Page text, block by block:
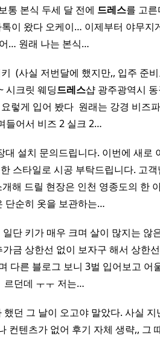
통 본식 두세 달 전에 드레스를 고른
이 왔다 오케이… 이제부터 야무지
어… 원래 나는 본식…
(사실 저번달에 했지만,, 입주 준
시크릿 웨딩드레스샵 광주광역시
렇게 입어 봤다 ​ 원래는 강경 비즈
들어서 비즈 2 실크 2…
대 설치 문의드립니다. 이번에 새로
스타일로 시공 부탁드립니다. 고
해 드릴 현장은 인천 영종도의 한
단순히 옷을 보관하는…
단 키가 매우 크며 살이 많지는 않
금 상한선 없이 보자구 해서 상한
른 블로그 보니 3벌 입어보고 어
르던데 ㅜㅜ 저는…
던 그 날이 오고야 말았다. 사실
컨텐츠가 없어 후기 자체 생략,, 그